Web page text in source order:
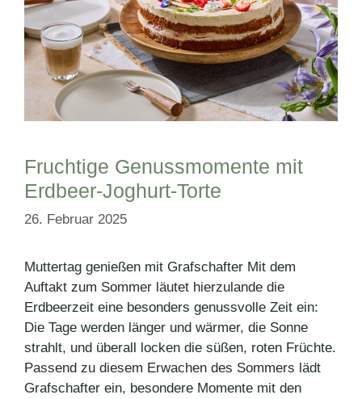
Fruchtige Genussmomente mit
Erdbeer-Joghurt-Torte
26. Februar 2025
Muttertag genießen mit Grafschafter Mit dem
Auftakt zum Sommer läutet hierzulande die
Erdbeerzeit eine besonders genussvolle Zeit ein:
Die Tage werden länger und wärmer, die Sonne
strahlt, und überall locken die süßen, roten Früchte.
Passend zu diesem Erwachen des Sommers lädt
Grafschafter ein, besondere Momente mit den